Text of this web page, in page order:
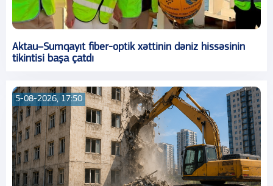
Aktau–Sumqayıt fiber-optik xəttinin dəniz hissəsinin
tikintisi başa çatdı
5-08-2026, 17:50